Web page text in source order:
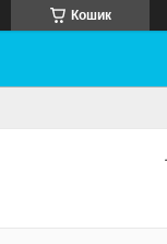
Кошик